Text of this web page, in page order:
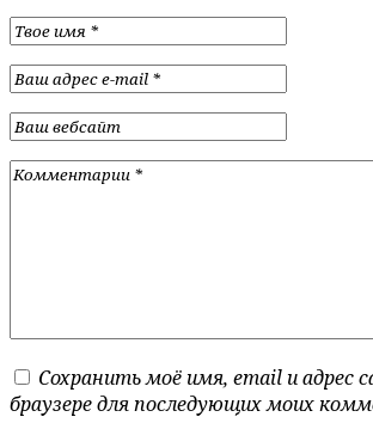
Сохранить моё имя, email и адрес
браузере для последующих моих